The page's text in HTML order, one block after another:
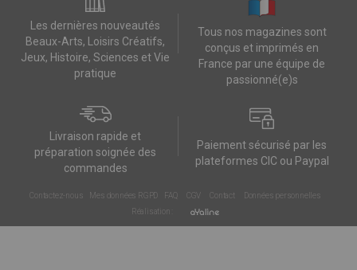
Les dernières nouveautés
Beaux-Arts, Loisirs Créatifs,
Jeux, Histoire, Sciences et Vie
pratique
Tous nos magazines sont
conçus et imprimés en
France par une équipe de
passionné(e)s
Livraison rapide et
préparation soignée des
commandes
Paiement sécurisé par les
plateformes CIC ou Paypal
Contactez-nous Mes données RGPD FAQ CGV Contact
Données personnelles
Réalisation :